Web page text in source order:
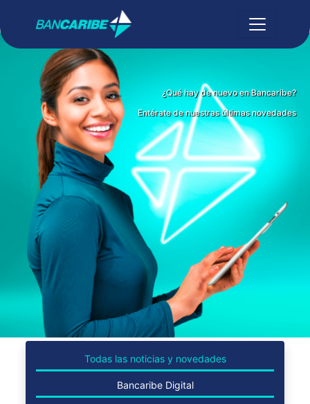
¿Qué hay de nuevo en Bancaribe?
Entérate de nuestras últimas novedades
Todas las noticias y novedades
Bancaribe Digital